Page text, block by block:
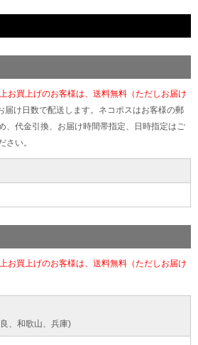
お買上げのお客様は、送料無料（ただしお届け
届け日数で配送します。ネコポスはお客様の郵
、代金引換、お届け時間帯指定、日時指定はご
さい。
お買上げのお客様は、送料無料（ただしお届け
、和歌山、兵庫)